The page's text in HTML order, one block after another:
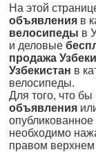
На этой
объявления в
велосипеды в
и деловые
продажа
Узбекистан в
велосипеды.
Для того, что
объявления
необходимо
правом верхнем